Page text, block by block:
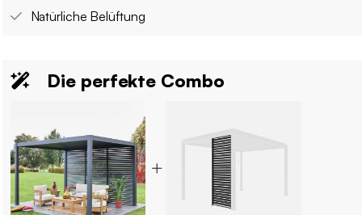
Natürliche Belüftung
Die perfekte Combo